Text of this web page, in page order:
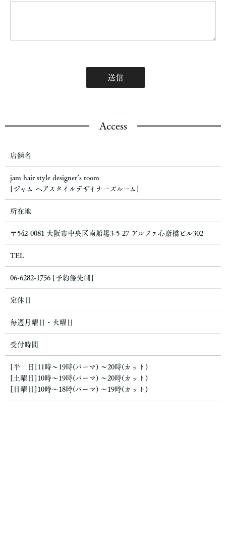
Access
店舗名
jam hair style designer’s room
[ジャム ヘアスタイルデザイナーズルーム]
所在地
〒542-0081 大阪市中央区南船場3-5-27 アルファ心斎橋ビル302
TEL
06-6282-1756 [予約優先制]
定休日
毎週月曜日・火曜日
受付時間
[平 日]11時〜19時(パーマ) 〜20時(カット)
[土曜日]10時〜19時(パーマ) 〜20時(カット)
[日曜日]10時〜18時(パーマ) 〜19時(カット)